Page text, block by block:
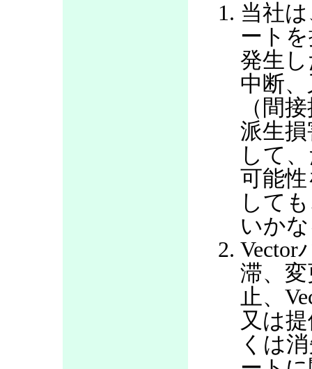
当社
ート
発生
中断
（間
派生
して
可能
して
いか
Vector
滞、
止、
又は
くは